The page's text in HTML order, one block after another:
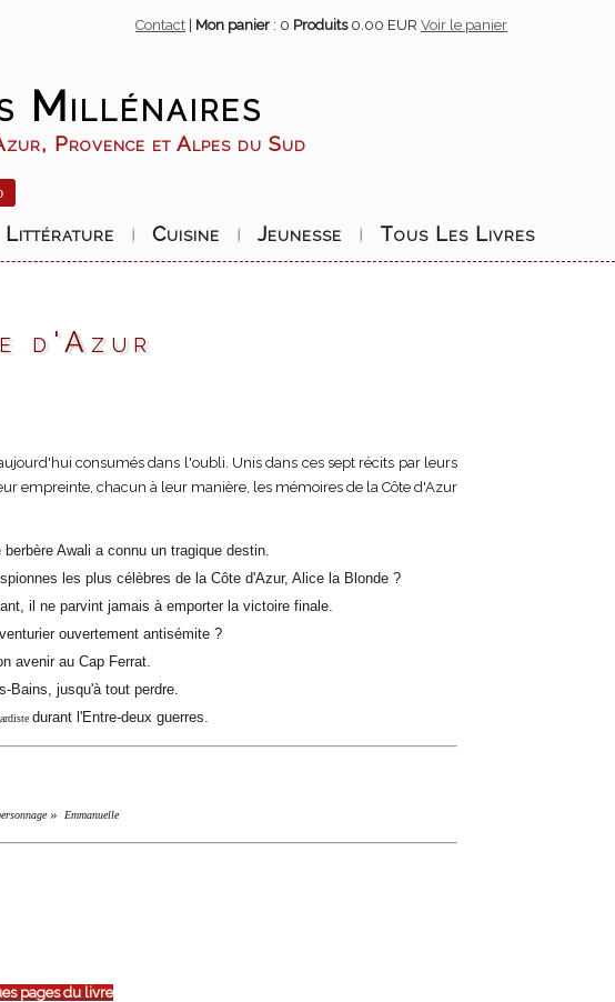
Contact Mon panier : 0 Produits 0.00 EUR Voir le panier
Millénaires
Provence et Alpes du Sud
Littérature Cuisine Jeunesse Tous Les Livres
d'Azur
consumés dans l'oubli. Unis dans ces sept récits par leurs
empreinte, chacun à leur manière, les mémoires de la Côte d'Azur
Awali a connu un tragique destin.
les plus célèbres de la Côte d'Azur, Alice la Blonde ?
il ne parvint jamais à emporter la victoire finale.
ouvertement antisémite ?
avenir au Cap Ferrat.
Bains, jusqu'à tout perdre.
durant l'Entre-deux guerres.
» Emmanuelle
pages du livre